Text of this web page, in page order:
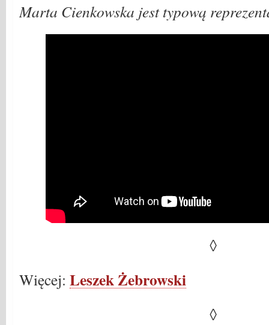
Marta Cienkowska jest typową
◊
Więcej: Leszek Żebrowski
◊